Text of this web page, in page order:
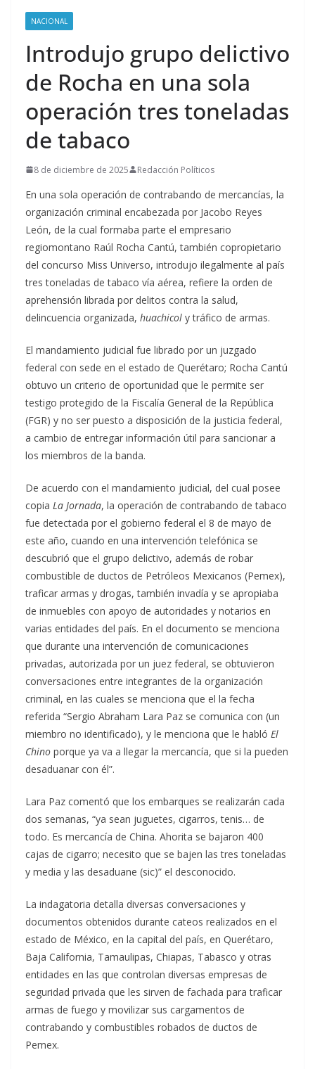
NACIONAL
Introdujo grupo delictivo
de Rocha en una sola
operación tres toneladas
de tabaco
8 de diciembre de 2025 Redacción Políticos
En una sola operación de contrabando de mercancías, la
organización criminal encabezada por Jacobo Reyes
León, de la cual formaba parte el empresario
regiomontano Raúl Rocha Cantú, también copropietario
del concurso Miss Universo, introdujo ilegalmente al país
tres toneladas de tabaco vía aérea, refiere la orden de
aprehensión librada por delitos contra la salud,
delincuencia organizada, huachicol y tráfico de armas.
El mandamiento judicial fue librado por un juzgado
federal con sede en el estado de Querétaro; Rocha Cantú
obtuvo un criterio de oportunidad que le permite ser
testigo protegido de la Fiscalía General de la República
(FGR) y no ser puesto a disposición de la justicia federal,
a cambio de entregar información útil para sancionar a
los miembros de la banda.
De acuerdo con el mandamiento judicial, del cual posee
copia La Jornada, la operación de contrabando de tabaco
fue detectada por el gobierno federal el 8 de mayo de
este año, cuando en una intervención telefónica se
descubrió que el grupo delictivo, además de robar
combustible de ductos de Petróleos Mexicanos (Pemex),
traficar armas y drogas, también invadía y se apropiaba
de inmuebles con apoyo de autoridades y notarios en
varias entidades del país. En el documento se menciona
que durante una intervención de comunicaciones
privadas, autorizada por un juez federal, se obtuvieron
conversaciones entre integrantes de la organización
criminal, en las cuales se menciona que el la fecha
referida “Sergio Abraham Lara Paz se comunica con (un
miembro no identificado), y le menciona que le habló El
Chino porque ya va a llegar la mercancía, que si la pueden
desaduanar con él”.
Lara Paz comentó que los embarques se realizarán cada
dos semanas, “ya sean juguetes, cigarros, tenis… de
todo. Es mercancía de China. Ahorita se bajaron 400
cajas de cigarro; necesito que se bajen las tres toneladas
y media y las desaduane (sic)” el desconocido.
La indagatoria detalla diversas conversaciones y
documentos obtenidos durante cateos realizados en el
estado de México, en la capital del país, en Querétaro,
Baja California, Tamaulipas, Chiapas, Tabasco y otras
entidades en las que controlan diversas empresas de
seguridad privada que les sirven de fachada para traficar
armas de fuego y movilizar sus cargamentos de
contrabando y combustibles robados de ductos de
Pemex.